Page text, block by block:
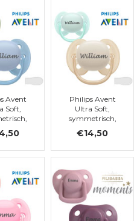
Avent
Soft,
maat 1
Philips Avent
Ultra Soft,
symmetrisch,
silicoon, maat 1
€14,50